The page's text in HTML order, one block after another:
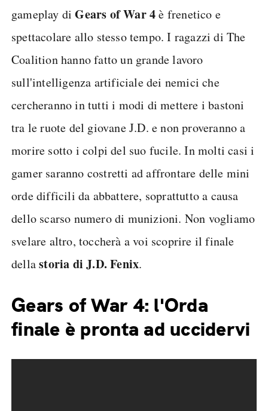
gameplay diGears of War 4è frenetico e
spettacolare allo stesso tempo. I ragazzi di The
Coalition hanno fatto un grande lavoro
sull'intelligenza artificiale dei nemici che
cercheranno in tutti i modi di mettere i bastoni
tra le ruote del giovane J.D. e non proveranno a
morire sotto i colpi del suo fucile. In molti casi i
gamer saranno costretti ad affrontare delle mini
orde difficili da abbattere, soprattutto a causa
dello scarso numero di munizioni. Non vogliamo
svelare altro, toccherà a voi scoprire il finale
dellastoria di J.D. Fenix.
Gears of War 4: l'Orda
finale è pronta ad uccidervi